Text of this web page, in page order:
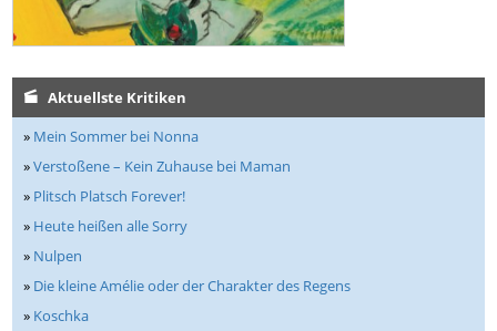
Aktuellste Kritiken
» Mein Sommer bei Nonna
»Verstoßene – Kein Zuhause bei Maman
» Plitsch Platsch Forever!
» Heute heißen alle Sorry
» Nulpen
» Die kleine Amélie oder der Charakter des Regens
» Koschka